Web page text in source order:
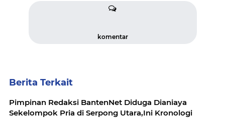
komentar
Berita Terkait
Pimpinan Redaksi BantenNet Diduga Dianiaya
Sekelompok Pria di Serpong Utara,Ini Kronologi